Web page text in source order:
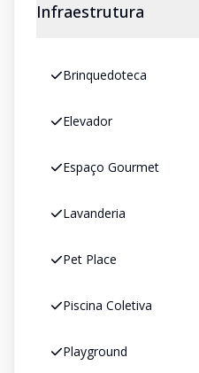
Infraestrutura
Brinquedoteca
Elevador
Espaço Gourmet
Lavanderia
Pet Place
Piscina Coletiva
Playground